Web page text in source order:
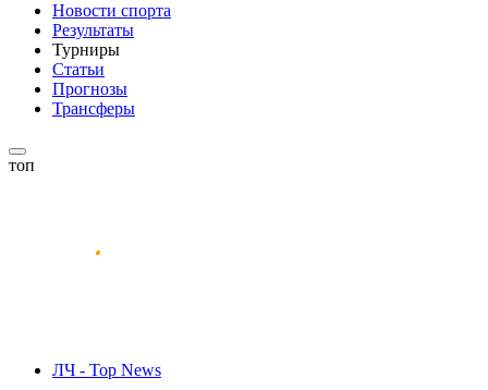
Новости спорта
Результаты
Турниры
Статьи
Прогнозы
Трансферы
топ
ЛЧ - Top News